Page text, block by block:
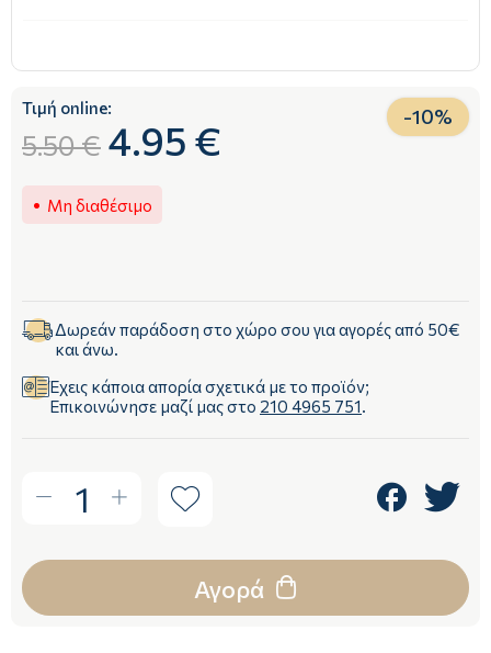
Τιμή online:
5.50 € 4.95 € -10%
Μη διαθέσιμο
Δωρεάν παράδοση στο χώρο σου για αγορές από 50€
και άνω.
Έχεις κάποια απορία σχετικά με το προϊόν;
Επικοινώνησε μαζί μας στο 210 4965 751
1
Αγορά